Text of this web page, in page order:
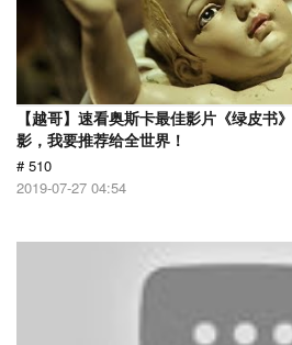
【越哥】速看奥斯卡最佳影片《绿皮书
影，我要推荐给全世界！
# 510
2019-07-27 04:54